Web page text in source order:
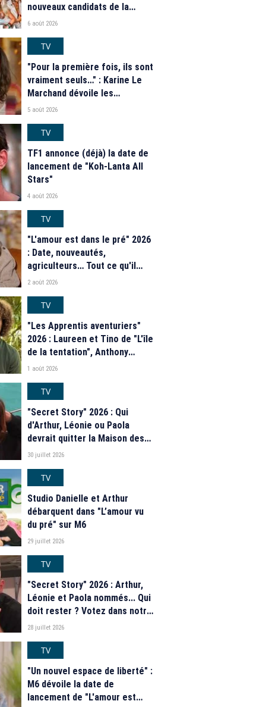
nouveaux candidats de la
saison 2026
6 août 2026
TV
"Pour la première fois, ils sont
vraiment seuls…" : Karine Le
Marchand dévoile les
nouveautés des speed dating
2026
5 août 2026
TV
TF1 annonce (déjà) la date de
lancement de "Koh-Lanta All
Stars"
4 août 2026
TV
"L'amour est dans le pré" 2026
: Date, nouveautés,
agriculteurs… Tout ce qu'il
faut savoir sur la saison 21 du
2 août 2026
TV
"Les Apprentis aventuriers"
2026 : Laureen et Tino de "L'île
de la tentation", Anthony
Matéo, Jade Leboeuf... Le
de la télé-réalité de W9
1 août 2026
TV
"Secret Story" 2026 : Qui
d'Arthur, Léonie ou Paola
devrait quitter la Maison des
secrets ce soir ? Les
30 juillet 2026
TV
Studio Danielle et Arthur
débarquent dans "L’amour vu
du pré" sur M6
29 juillet 2026
TV
"Secret Story" 2026 : Arthur,
Léonie et Paola nommés... Qui
doit rester ? Votez dans notre
sondage
28 juillet 2026
TV
"Un nouvel espace de liberté" :
M6 dévoile la date de
lancement de "L'amour est